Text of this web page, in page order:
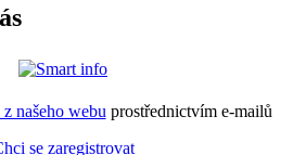
našeho webu prostřednictvím e-mailů
se zaregistrovat